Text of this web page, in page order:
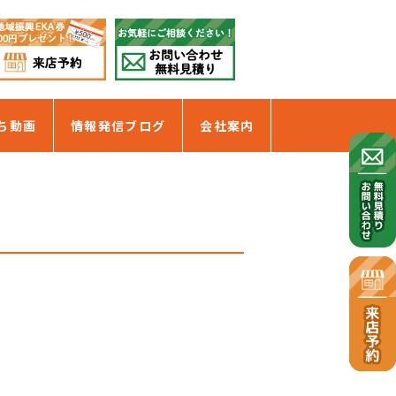
動画 情報発信ブログ 会社案内